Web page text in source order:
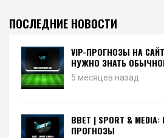
ПОСЛЕДНИЕ НОВОСТИ
VIP-ПРОГНОЗЫ НА
НУЖНО ЗНАТЬ
5 месяцев назад
BBET | SPORT &
ПРОГНОЗЫ